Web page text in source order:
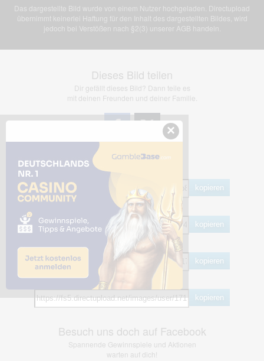
Das dargestellte Bild wurde von einem Nutzer hochgeladen. Directupload
übernimmt keinerlei Haftung für den Inhalt des dargestellten Bildes, wird
jedoch bei Verstößen nach §2(3) unserer AGB handeln.
Dieses Bild teilen
Dir gefällt dieses Bild? Dann teile es
mit deinen Freunden und deiner Familie.
Share Links
kopieren
HTML
kopieren
BB Code
kopieren
kopieren
Besuch uns doch auf Facebook
Spannende Gewinnspiele und Aktionen
warten auf dich!
×